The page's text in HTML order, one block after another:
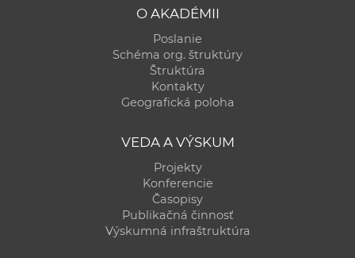
O AKADÉMII
Poslanie
Schéma org. štruktúry
Štruktúra
Kontakty
Geografická poloha
VEDA A VÝSKUM
Projekty
Konferencie
Časopisy
Publikačná činnosť
Výskumná infraštruktúra